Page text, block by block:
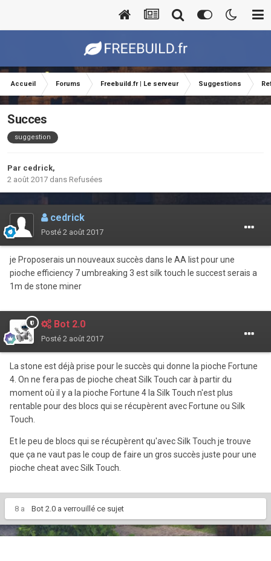
Accueil Forums Freebuild.fr | Le serveur Suggestions
Succes
suggestion
Par cedrick,
2 août 2017 dans Refusées
cedrick
Posté 2 août 2017
je Proposerais un nouveaux succès dans le AA list pour une
pioche efficiency 7 umbreaking 3 est silk touch le succest serais a
1m de stone miner
Bot 2.0
Posté 2 août 2017
La stone est déjà prise pour le succès qui donne la pioche Fortune
4. On ne fera pas de pioche cheat Silk Touch car à partir du
moment où il y a la pioche Fortune 4 la Silk Touch n'est plus
rentable pour des blocs qui se récupèrent avec Fortune ou Silk
Touch.
Et le peu de blocs qui se récupèrent qu'avec Silk Touch je trouve
que ça ne vaut pas le coup de faire un gros succès juste pour une
pioche cheat avec Silk Touch.
8 a Bot 2.0 a verrouillé ce sujet